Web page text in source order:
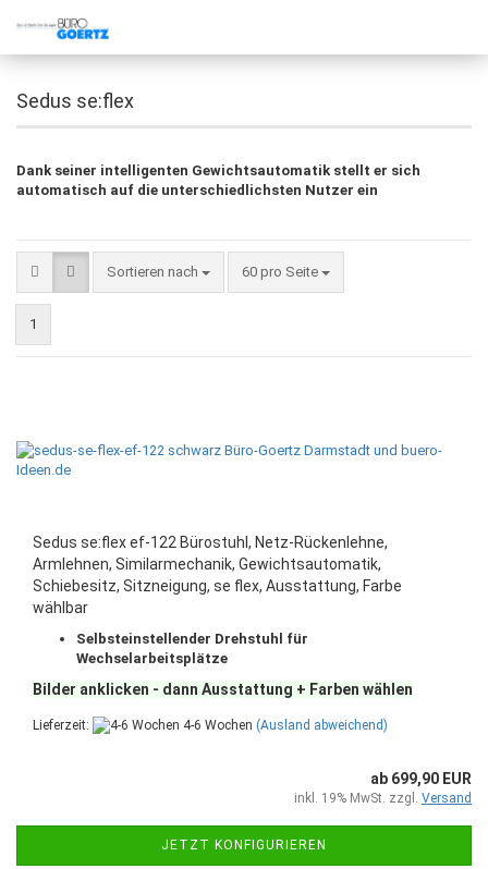
Sedus se:flex
Dank seiner intelligenten Gewichtsautomatik stellt er sich
automatisch auf die unterschiedlichsten Nutzer ein
Sortieren nach 60 pro Seite
1
Sedus se:flex ef-122 Bürostuhl, Netz-Rückenlehne,
Armlehnen, Similarmechanik, Gewichtsautomatik,
Schiebesitz, Sitzneigung, se flex, Ausstattung, Farbe
wählbar
Selbsteinstellender Drehstuhl für
Wechselarbeitsplätze
Bilder anklicken - dann Ausstattung + Farben wählen
Lieferzeit: 4-6 Wochen (Ausland abweichend)
ab 699,90 EUR
inkl. 19% MwSt. zzgl. Versand
JETZT KONFIGURIEREN